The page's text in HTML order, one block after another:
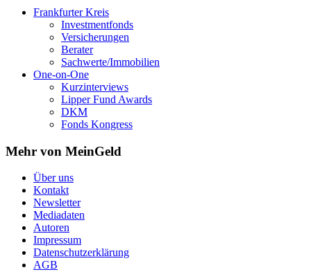
Frankfurter Kreis
Investmentfonds
Versicherungen
Berater
Sachwerte/Immobilien
One-on-One
Kurzinterviews
Lipper Fund Awards
DKM
Fonds Kongress
Mehr von MeinGeld
Über uns
Kontakt
Newsletter
Mediadaten
Autoren
Impressum
Datenschutzerklärung
AGB